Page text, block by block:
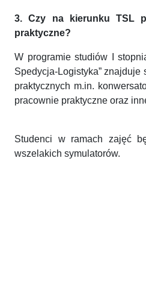
3. Czy na kierunku TSL
praktyczne?
W programie studiów I
Spedycja-Logistyka”
praktycznych m.in.
pracownie praktyczne oraz
Studenci w ramach zajęć
wszelakich symulatorów.